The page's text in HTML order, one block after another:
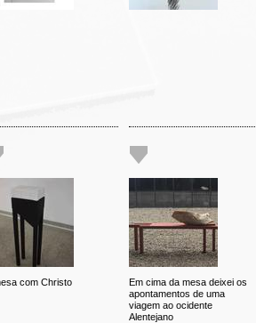
com Christo
Em cima da mesa deixei os
apontamentos de uma
viagem ao ocidente
Alentejano